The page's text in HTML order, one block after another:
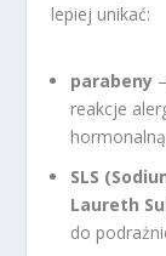
lepiej unikać:
parabeny
reakcje
SLS
Laureth
do